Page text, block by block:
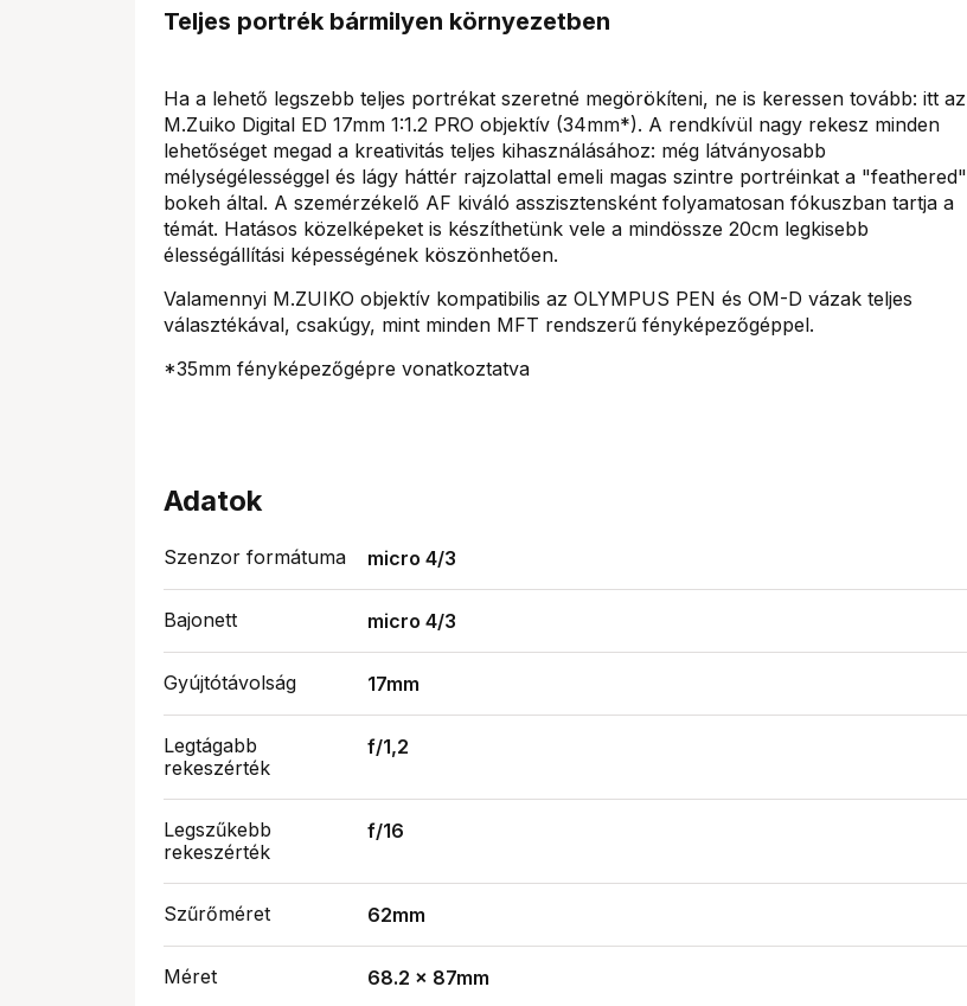
Teljes portrék bármilyen környezetben
Ha a lehető legszebb teljes portrékat szeretné megörökíteni, ne is keressen tovább: itt az
M.Zuiko Digital ED 17mm 1:1.2 PRO objektív (34mm*). A rendkívül nagy rekesz minden
lehetőséget megad a kreativitás teljes kihasználásához: még látványosabb
mélységélességgel és lágy háttér rajzolattal emeli magas szintre portréinkat a "feathered"
bokeh által. A szemérzékelő AF kiváló asszisztensként folyamatosan fókuszban tartja a
témát. Hatásos közelképeket is készíthetünk vele a mindössze 20cm legkisebb
élességállítási képességének köszönhetően.
Valamennyi M.ZUIKO objektív kompatibilis az OLYMPUS PEN és OM-D vázak teljes
választékával, csakúgy, mint minden MFT rendszerű fényképezőgéppel.
*35mm fényképezőgépre vonatkoztatva
Adatok
Szenzor formátuma micro 4/3
Bajonett micro 4/3
Gyújtótávolság 17mm
Legtágabb
rekeszérték
f/1,2
Legszűkebb
rekeszérték
f/16
Szűrőméret 62mm
Méret 68.2 x 87mm